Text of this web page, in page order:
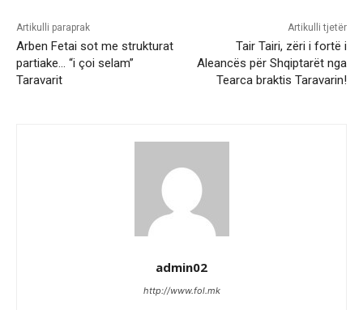
Artikulli paraprak
Arben Fetai sot me strukturat
partiake… “i çoi selam”
Taravarit
Artikulli tjetër
Tair Tairi, zëri i fortë i
Aleancës për Shqiptarët nga
Tearca braktis Taravarin!
admin02
http://www.fol.mk